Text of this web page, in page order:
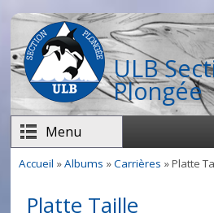
Aller au contenu principal
ULB
Plongée
Menu
Accueil »Albums »Carrières » Platte
Platte Taille